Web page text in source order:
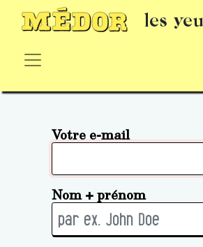
les
Votre e-mail
Nom + prénom